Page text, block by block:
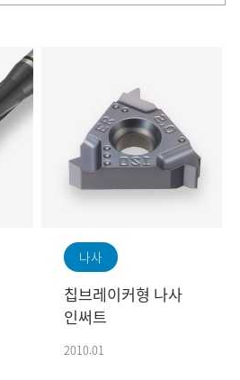
나사
칩브레이커형 나사
인써트
2010.01